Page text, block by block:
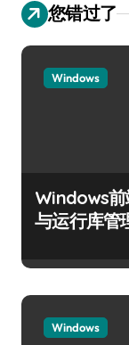
您错过了
Windows
Windows
与运行库管
Windows